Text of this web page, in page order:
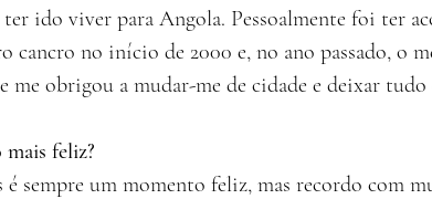
ido viver para Angola. Pessoalmente foi ter
cancro no início de 2000 e, no ano passado, o
me obrigou a mudar-me de cidade e deixar tudo
feliz?
sempre um momento feliz, mas recordo com